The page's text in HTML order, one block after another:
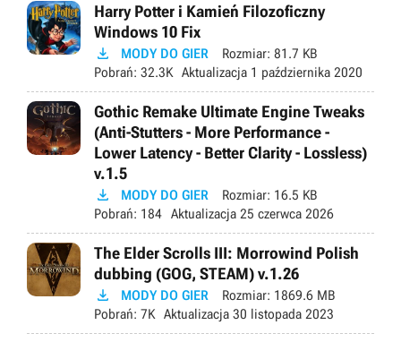
Harry Potter i Kamień Filozoficzny
Windows 10 Fix
 MODY DO GIER Rozmiar: 81.7 KB
Pobrań: 32.3K Aktualizacja 1 października 2020
Gothic Remake Ultimate Engine Tweaks
(Anti-Stutters - More Performance -
Lower Latency - Better Clarity - Lossless)
v.1.5
 MODY DO GIER Rozmiar: 16.5 KB
Pobrań: 184 Aktualizacja 25 czerwca 2026
The Elder Scrolls III: Morrowind Polish
dubbing (GOG, STEAM) v.1.26
 MODY DO GIER Rozmiar: 1869.6 MB
Pobrań: 7K Aktualizacja 30 listopada 2023